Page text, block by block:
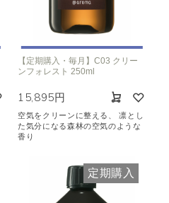
【定期購入・毎月】C03 クリー
ンフォレスト 250ml
15,895円
空気をクリーンに整える、 凛とし
た気分になる森林の空気のような
香り
定期購入